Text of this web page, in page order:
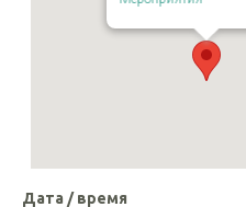
Дата / время